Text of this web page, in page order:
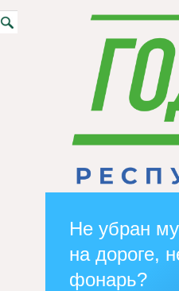
Не убран
на дороге,
фонарь?